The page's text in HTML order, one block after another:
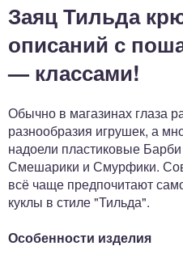
Заяц Тильда
описаний с
— классами!
Обычно в магазинах глаза
разнообразия игрушек, а
надоели пластиковые
Смешарики и Смурфики.
всё чаще предпочитают
куклы в стиле "Тильда".
Особенности изделия